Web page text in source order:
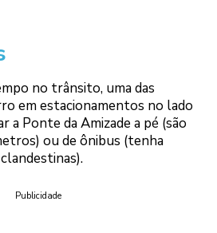
no trânsito, uma das
em estacionamentos no lado
a Ponte da Amizade a pé (são
ou de ônibus (tenha
clandestinas).
Publicidade